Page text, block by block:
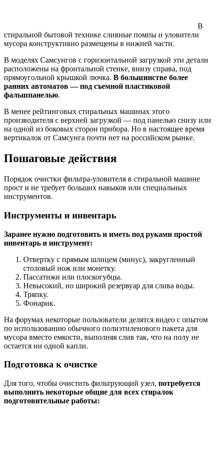
В
стиральной бытовой технике сливные помпы и уловители
мусора конструктивно размещены в нижней части.
В моделях Самсунгов с горизонтальной загрузкой эти детали
расположены на фронтальной стенке, внизу справа, под
прямоугольной крышкой лючка. В большинстве более
ранних автоматов — под съемной пластиковой
фальшпанелью.
В менее рейтинговых стиральных машинах этого
производителя с верхней загрузкой — под панелью снизу или
на одной из боковых сторон прибора. Но в настоящее время
вертикалок от Самсунга почти нет на российском рынке.
Пошаговые действия
Порядок очистки фильтра-уловителя в стиральной машине
прост и не требует больших навыков или специальных
инструментов.
Инструменты и инвентарь
Заранее нужно подготовить и иметь под руками простой
инвентарь и инструмент:
Отвертку с прямым шлицем (минус), закругленный
столовый нож или монетку.
Пассатижи или плоскогубцы.
Невысокий, но широкий резервуар для слива воды.
Тряпку.
Фонарик.
На форумах некоторые пользователи делятся видео с опытом
по использованию обычного полиэтиленового пакета для
мусора вместо емкости, выполняя слив так, что на полу не
остается ни одной капли.
Подготовка к очистке
Для того, чтобы очистить фильтрующий узел, потребуется
выполнить некоторые общие для всех стиралок
подготовительные работы: